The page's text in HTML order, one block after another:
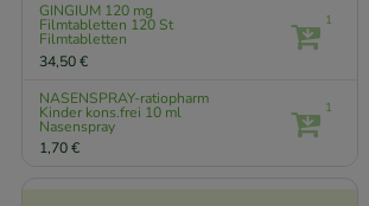
GINGIUM 120 mg
Filmtabletten 120 St
Filmtabletten
34,50 €
1
NASENSPRAY-ratiopharm
Kinder kons.frei 10 ml
Nasenspray
1,70 €
1